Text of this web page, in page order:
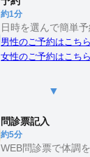
約1分
日時を選んで簡単予
男性のご予約はこち
女性のご予約はこち
▼
問診票記入
約5分
WEB問診票で体調